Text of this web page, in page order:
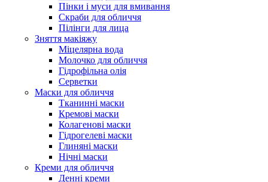
Пінки і муси для вмивання
Скраби для обличчя
Пілінги для лица
Зняття макіяжу
Міцелярна вода
Молочко для обличчя
Гідрофільна олія
Серветки
Маски для обличчя
Тканинні маски
Кремові маски
Колагенові маски
Гідрогелеві маски
Глиняні маски
Нічні маски
Креми для обличчя
Денні креми